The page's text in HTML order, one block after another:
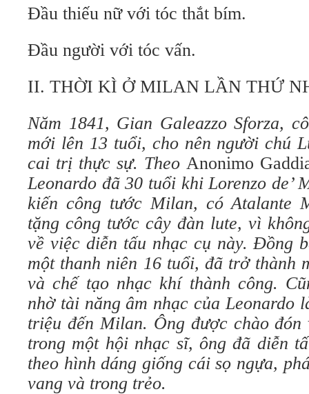
Đầu thiếu nữ với tóc thắt bím.
Đầu người với tóc vấn.
II. THỜI KÌ Ở MILAN LẦN THỨ
Năm 1841, Gian Galeazzo Sforza,
mới lên 13 tuổi, cho nên người chú
cai trị thực sự. Theo Anonimo
Leonardo đã 30 tuổi khi Lorenzo de’
kiến công tước Milan, có Atalante
tặng công tước cây đàn lute, vì
về việc diễn tấu nhạc cụ này. Đồng
một thanh niên 16 tuổi, đã trở thành
và chế tạo nhạc khí thành công.
nhờ tài năng âm nhạc của Leonardo
triệu đến Milan. Ông được chào
trong một hội nhạc sĩ, ông đã diễn
theo hình dáng giống cái sọ ngựa,
vang và trong trẻo.